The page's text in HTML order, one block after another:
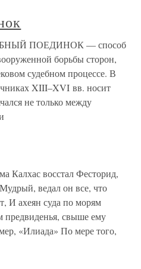
ПОЕДИНОК — способ
борьбы сторон,
судебном процессе. В
XIII–XVI вв. носит
не только между
Калхас восстал Фесторид,
ведал он все, что
И ахеян суда по морям
свыше ему
«Илиада» По мере того,